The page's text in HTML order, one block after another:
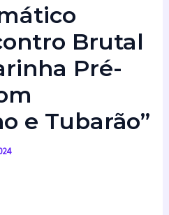
Brutal
Pré-
e Tubarão”